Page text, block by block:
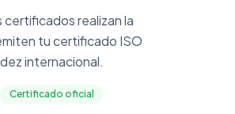
realizan la
tu certificado ISO
internacional.
Certificado oficial